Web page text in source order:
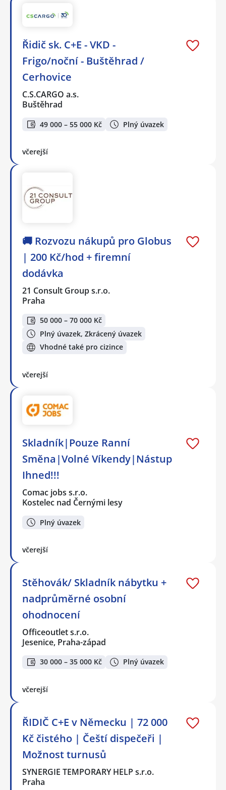
Řidič sk. C+E - VKD -
Frigo/noční - Buštěhrad /
Cerhovice
C.S.CARGO a.s.
Buštěhrad
49 000 – 55 000 Kč Plný úvazek
včerejší
🚚 Rozvozu nákupů pro Globus
| 200 Kč/hod + firemní
dodávka
21 Consult Group s.r.o.
Praha
50 000 – 70 000 Kč
Plný úvazek, Zkrácený úvazek
Vhodné také pro cizince
včerejší
Skladník|Pouze Ranní
Směna|Volné Víkendy|Nástup
Ihned!!!
Comac jobs s.r.o.
Kostelec nad Černými lesy
Plný úvazek
včerejší
Stěhovák/ Skladník nábytku +
nadprůměrné osobní
ohodnocení
Officeoutlet s.r.o.
Jesenice, Praha-západ
30 000 – 35 000 Kč Plný úvazek
včerejší
ŘIDIČ C+E v Německu | 72 000
Kč čistého | Čeští dispečeři |
Možnost turnusů
SYNERGIE TEMPORARY HELP s.r.o.
Praha